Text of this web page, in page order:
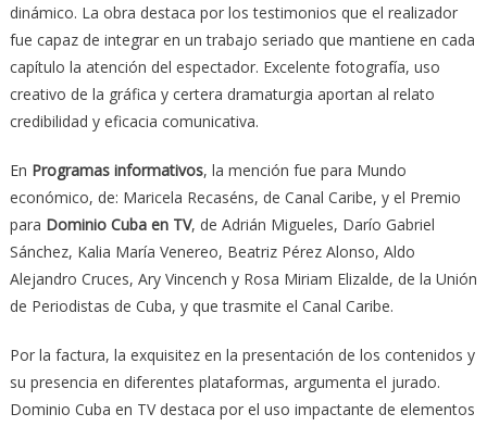
dinámico. La obra destaca por los testimonios que el realizador
fue capaz de integrar en un trabajo seriado que mantiene en cada
capítulo la atención del espectador. Excelente fotografía, uso
creativo de la gráfica y certera dramaturgia aportan al relato
credibilidad y eficacia comunicativa.
En Programas informativos, la mención fue para Mundo
económico, de: Maricela Recaséns, de Canal Caribe, y el Premio
para Dominio Cuba en TV, de Adrián Migueles, Darío Gabriel
Sánchez, Kalia María Venereo, Beatriz Pérez Alonso, Aldo
Alejandro Cruces, Ary Vincench y Rosa Miriam Elizalde, de la Unión
de Periodistas de Cuba, y que trasmite el Canal Caribe.
Por la factura, la exquisitez en la presentación de los contenidos y
su presencia en diferentes plataformas, argumenta el jurado.
Dominio Cuba en TV destaca por el uso impactante de elementos